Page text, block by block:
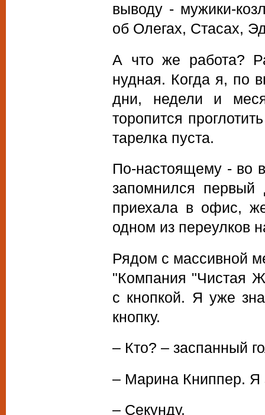
выводу - мужики-
об Олегах, Стасах,
А что же работа?
нудная. Когда я, по
дни, недели и
торопится
тарелка пуста.
По-настоящему - во
запомнился
приехала в офис,
одном из переулков
Рядом с массивной
"Компания "Чистая
с кнопкой. Я уже
кнопку.
– Кто? – заспанный
– Марина Книппер. Я
– Секунду.